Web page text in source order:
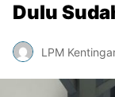
Dulu
LPM